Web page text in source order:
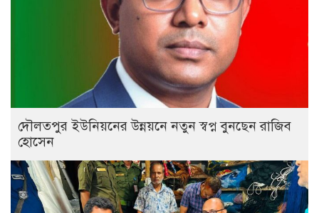
দৌলতপুর ইউনিয়নের উন্নয়নে নতুন স্বপ্ন বুনছেন রাজিব
হোসেন